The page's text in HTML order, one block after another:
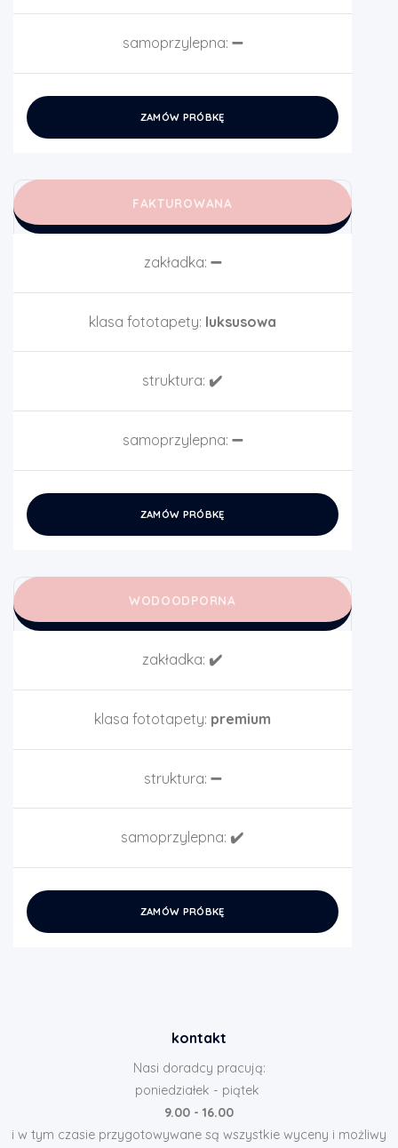
samoprzylepna: ➖
ZAMÓW PRÓBKĘ
FAKTUROWANA
zakładka: ➖
klasa fototapety: luksusowa
struktura: ✔️
samoprzylepna: ➖
ZAMÓW PRÓBKĘ
WODOODPORNA
zakładka: ✔️
klasa fototapety: premium
struktura: ➖
samoprzylepna: ✔️
ZAMÓW PRÓBKĘ
kontakt
Nasi doradcy pracują:
poniedziałek - piątek
9.00 - 16.00
i w tym czasie przygotowywane są wszystkie wyceny i możliwy